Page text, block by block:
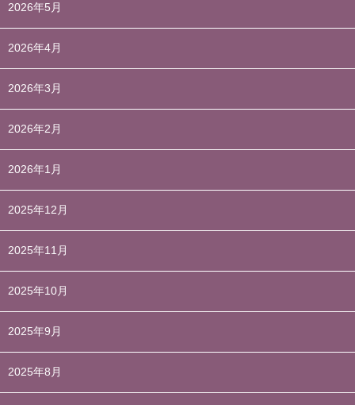
2026年5月
2026年4月
2026年3月
2026年2月
2026年1月
2025年12月
2025年11月
2025年10月
2025年9月
2025年8月